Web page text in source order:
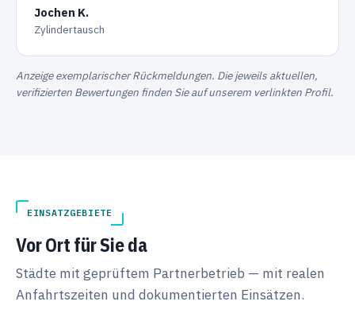
Jochen K.
Zylindertausch
Anzeige exemplarischer Rückmeldungen. Die jeweils aktuellen,
verifizierten Bewertungen finden Sie auf unserem verlinkten Profil.
EINSATZGEBIETE
Vor Ort für Sie da
Städte mit geprüftem Partnerbetrieb — mit realen
Anfahrtszeiten und dokumentierten Einsätzen.